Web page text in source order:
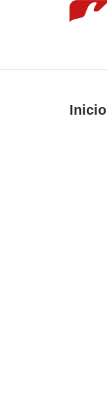
Inicio